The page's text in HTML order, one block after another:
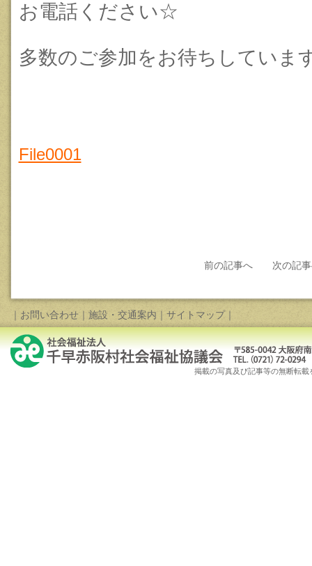
お電話ください☆
多数のご参加をお待ちしていま
File0001
前の記事へ 次の記
｜ お問い合わせ ｜ 施設・交通案内 ｜ サイトマップ｜
掲載の写真及び記事等の無断転